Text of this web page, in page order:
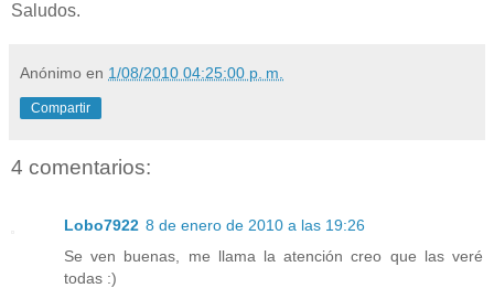
Saludos.
Anónimo en 1/08/2010 04:25:00 p. m.
Compartir
4 comentarios:
Lobo7922 8 de enero de 2010 a las 19:26
Se ven buenas, me llama la atención creo que las veré
todas :)